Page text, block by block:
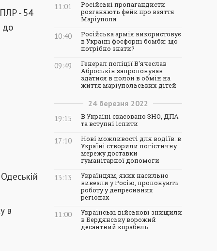
- 54
до
в
11:01
Російські пропагандисти
розганяють фейк про взяття
Маріуполя
10:40
Російська армія використовує
в Україні фосфорні бомби: що
потрібно знати?
09:49
Генерал поліції В'ячеслав
Аброськін запропонував
здатися в полон в обмін на
життя маріупольських дітей
24 березня 2022
19:15
В Україні скасовано ЗНО, ДПА
та вступні іспити
17:10
Нові можливості для водіїв: в
Україні створили логістичну
мережу доставки
гуманітарної допомоги
13:13
Українцям, яких насильно
вивезли у Росію, пропонують
роботу у депресивних
регіонах
11:00
Українські військові знищили
в Бердянську ворожий
десантний корабель